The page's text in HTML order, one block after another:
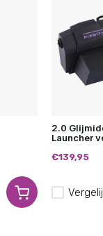
2.0
Launcher
€139,95